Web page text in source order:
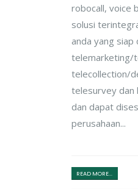
robocall, voice
solusi
anda yang siap
telemarketing/
telecollection/
telesurvey dan
dan dapat
perusahaan...
READ MORE...